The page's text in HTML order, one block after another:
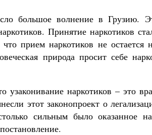
большое волнение в Грузию.
Принятие наркотиков
прием наркотиков не
природа просит себе
наркотиков – это
этот законопроект о
сильным было